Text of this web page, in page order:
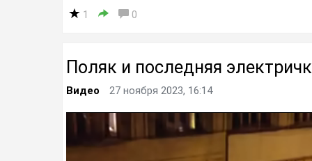
1 0
Поляк и последняя
Видео 27 ноября 2023, 16:14